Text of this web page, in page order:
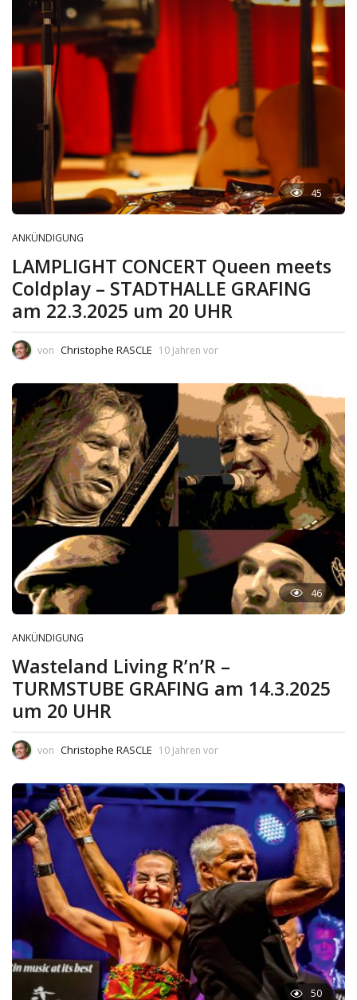
45
ANKÜNDIGUNG
LAMPLIGHT CONCERT Queen meets
Coldplay – STADTHALLE GRAFING
am 22.3.2025 um 20 UHR
von Christophe RASCLE 10 Jahren vor
46
ANKÜNDIGUNG
Wasteland Living R’n’R –
TURMSTUBE GRAFING am 14.3.2025
um 20 UHR
von Christophe RASCLE 10 Jahren vor
50